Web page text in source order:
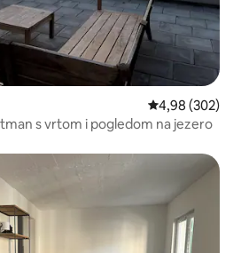
Prosječna
4,98 (302)
s vrtom i pogledom na jezero